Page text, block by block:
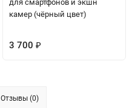
для смартфонов и экшн
камер (чёрный цвет)
3 700 ₽
Отзывы (0)